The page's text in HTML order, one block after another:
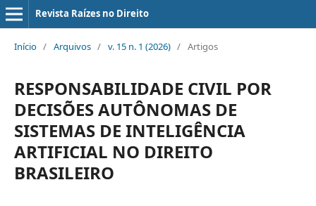
Revista Raízes no Direito
Início / Arquivos / v. 15 n. 1 (2026) / Artigos
RESPONSABILIDADE CIVIL POR
DECISÕES AUTÔNOMAS DE
SISTEMAS DE INTELIGÊNCIA
ARTIFICIAL NO DIREITO
BRASILEIRO